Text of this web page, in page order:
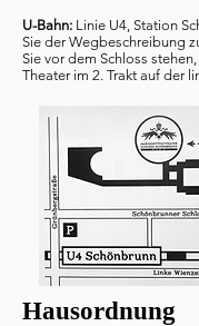
U-Bahn: Linie U4, Station
Sie der Wegbeschreibung
Sie vor dem Schloss
Theater im 2. Trakt auf der
Hausordnung